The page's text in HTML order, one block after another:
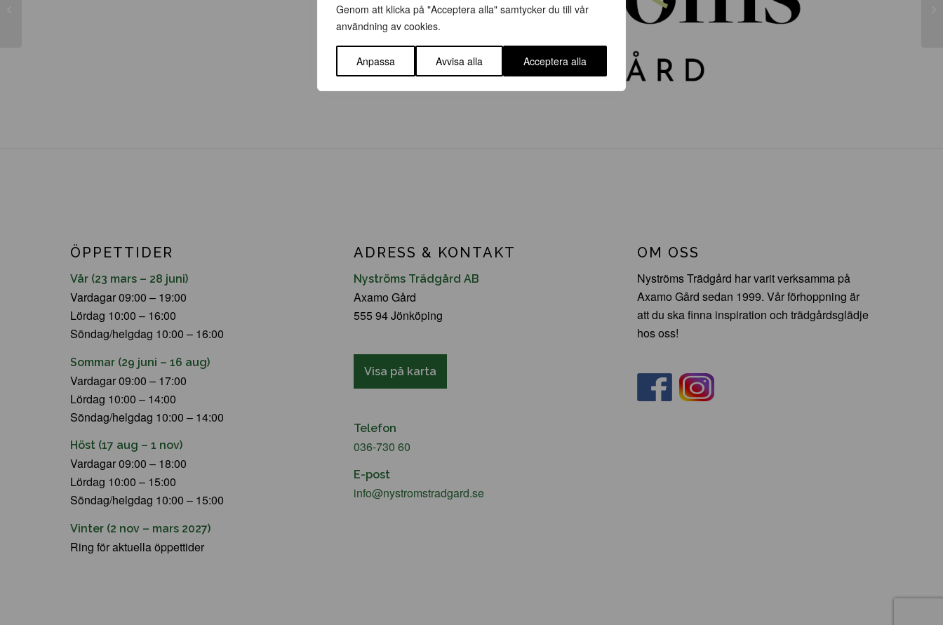
Genom att klicka på "Acceptera alla" samtycker du till vår
användning av cookies.
Anpassa Avvisa alla Acceptera alla
ÖPPETTIDER
Vår (23 mars – 28 juni)
Vardagar 09:00 – 19:00
Lördag 10:00 – 16:00
Söndag/helgdag 10:00 – 16:00
Sommar (29 juni – 16 aug)
Vardagar 09:00 – 17:00
Lördag 10:00 – 14:00
Söndag/helgdag 10:00 – 14:00
Höst (17 aug – 1 nov)
Vardagar 09:00 – 18:00
Lördag 10:00 – 15:00
Söndag/helgdag 10:00 – 15:00
Vinter (2 nov – mars 2027)
Ring för aktuella öppettider
ADRESS & KONTAKT
Nyströms Trädgård AB
Axamo Gård
555 94 Jönköping
Visa på karta
Telefon
036-730 60
E-post
info@nystromstradgard.se
OM OSS
Nyströms Trädgård har varit verksamma på
Axamo Gård sedan 1999. Vår förhoppning är
att du ska finna inspiration och trädgårdsglädje
hos oss!